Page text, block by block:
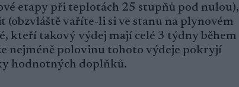
etapy při teplotách 25 stupňů pod nulou),
vaříte-li si ve stanu na plynovém
kteří takový výdej mají celé 3 týdny během
nejméně polovinu tohoto výdeje pokryjí
hodnotných doplňků.